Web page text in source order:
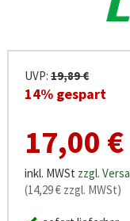
UVP: 19,89 €
14% gespart
17,00 €
inkl. MWSt zzgl.
(14,29 € zzgl. MWSt)